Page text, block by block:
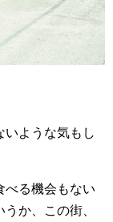
ような気もし
る機会もない
か、この街、